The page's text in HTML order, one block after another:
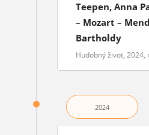
Teepen, Anna
– Mozart –
Bartholdy
Hudobný život, 2024,
2024